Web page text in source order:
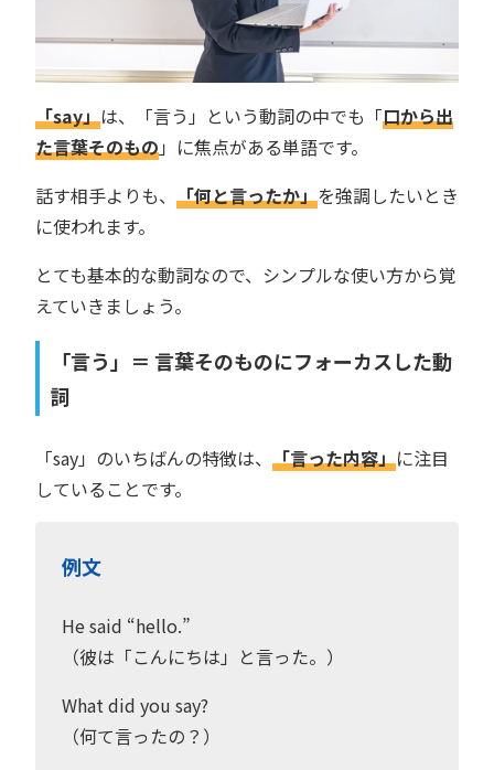
「say」は、「言う」という動詞の中でも「口から出
た言葉そのもの」に焦点がある単語です。
話す相手よりも、 「何と言ったか」を強調したいとき
に使われます。
とても基本的な動詞なので、シンプルな使い方から覚
えていきましょう。
「言う」＝ 言葉そのものにフォーカスした動
詞
「say」のいちばんの特徴は、 「言った内容」に注目
していることです。
例文
He said “hello.”
（彼は「こんにちは」と言った。）
What did you say?
（何て言ったの？）